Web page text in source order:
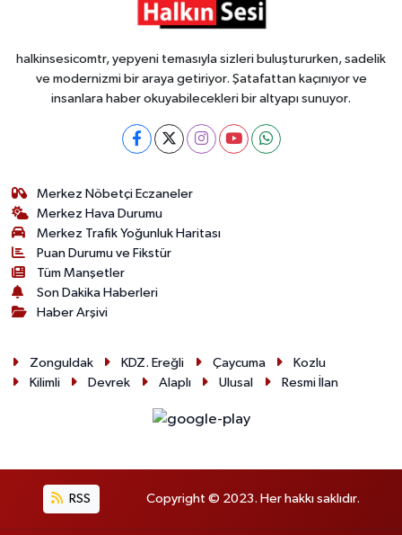
halkinsesicomtr, yepyeni temasıyla sizleri buluştururken, sadelik
ve modernizmi bir araya getiriyor. Şatafattan kaçınıyor ve
insanlara haber okuyabilecekleri bir altyapı sunuyor.
Merkez Nöbetçi Eczaneler
Merkez Hava Durumu
Merkez Trafik Yoğunluk Haritası
Puan Durumu ve Fikstür
Tüm Manşetler
Son Dakika Haberleri
Haber Arşivi
Zonguldak KDZ. Ereğli Çaycuma
Kozlu
Kilimli
Devrek Alaplı Ulusal Resmi İlan
RSS Copyright © 2023. Her hakkı saklıdır.